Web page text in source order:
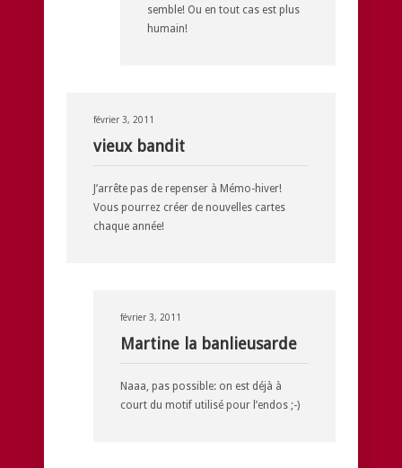
semble! Ou en tout cas est plus
humain!
février 3, 2011
vieux bandit
J’arrête pas de repenser à Mémo-hiver!
Vous pourrez créer de nouvelles cartes
chaque année!
février 3, 2011
Martine la banlieusarde
Naaa, pas possible: on est déjà à
court du motif utilisé pour l’endos ;-)